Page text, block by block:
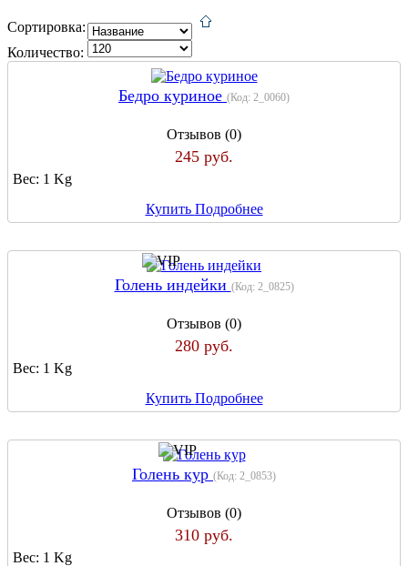
Сортировка:
Количество:
Бедро куриное (Код: 2_0060)
Отзывов (0)
245 руб.
Вес: 1 Kg
Купить Подробнее
Голень индейки (Код: 2_0825)
Отзывов (0)
280 руб.
Вес: 1 Kg
Купить Подробнее
Голень кур (Код: 2_0853)
Отзывов (0)
310 руб.
Вес: 1 Kg